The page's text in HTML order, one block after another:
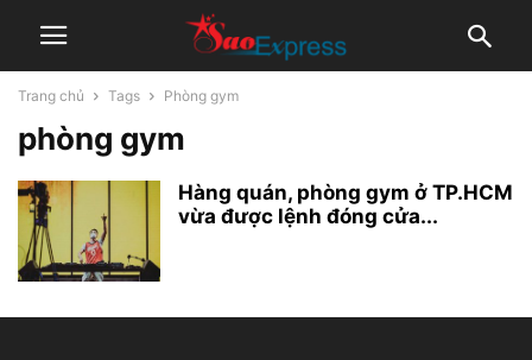
Trang chủ Tags Phòng gym
phòng gym
Hàng quán, phòng gym ở TP.HCM
vừa được lệnh đóng cửa...